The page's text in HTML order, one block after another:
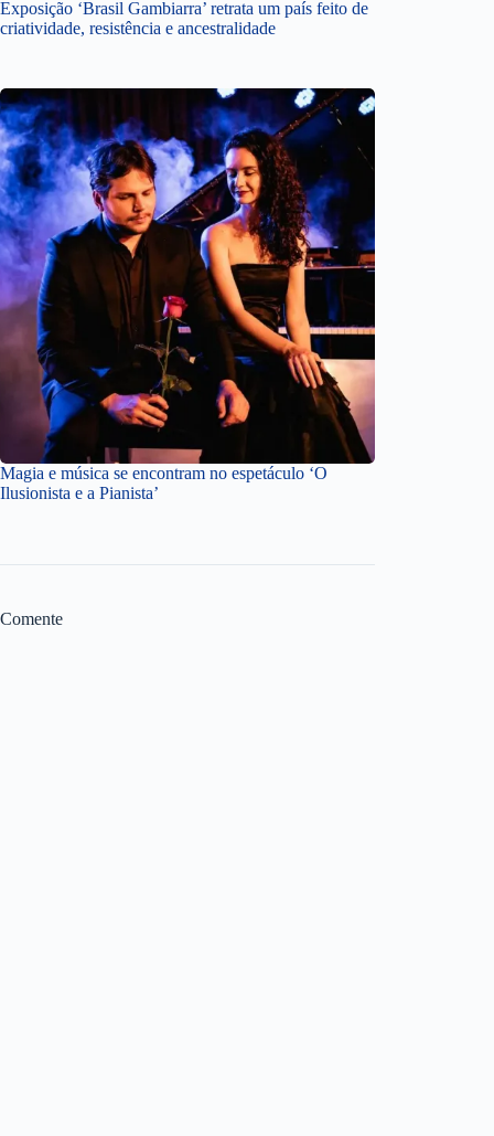
Exposição ‘Brasil Gambiarra’ retrata um país feito de
criatividade, resistência e ancestralidade
Magia e música se encontram no espetáculo ‘O
Ilusionista e a Pianista’
Comente